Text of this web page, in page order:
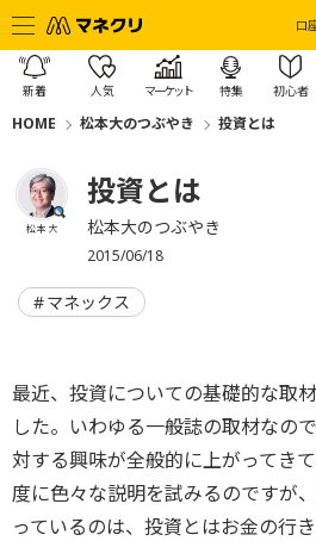
口
新着 人気 マーケット 特集 初心者
HOME 松本大のつぶやき 投資とは
松本 大
投資とは
松本大のつぶやき
2015/06/18
マネックス
最近、投資についての基礎的な取
した。いわゆる一般誌の取材なの
対する興味が全般的に上がってき
度に色々な説明を試みるのですが
っているのは、投資とはお金の行